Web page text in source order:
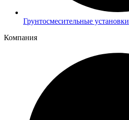
Грунтосмесительные установки
Компания